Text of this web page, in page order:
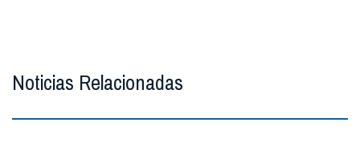
Noticias Relacionadas